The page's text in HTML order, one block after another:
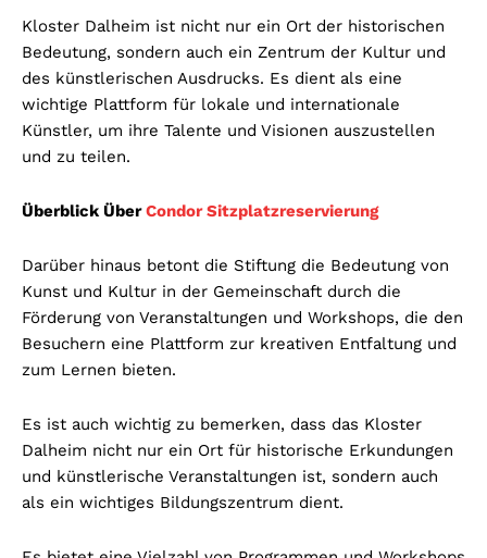
Kloster Dalheim ist nicht nur ein Ort der historischen
Bedeutung, sondern auch ein Zentrum der Kultur und
des künstlerischen Ausdrucks. Es dient als eine
wichtige Plattform für lokale und internationale
Künstler, um ihre Talente und Visionen auszustellen
und zu teilen.
Überblick ÜberCondor Sitzplatzreservierung
Darüber hinaus betont die Stiftung die Bedeutung von
Kunst und Kultur in der Gemeinschaft durch die
Förderung von Veranstaltungen und Workshops, die den
Besuchern eine Plattform zur kreativen Entfaltung und
zum Lernen bieten.
Es ist auch wichtig zu bemerken, dass das Kloster
Dalheim nicht nur ein Ort für historische Erkundungen
und künstlerische Veranstaltungen ist, sondern auch
als ein wichtiges Bildungszentrum dient.